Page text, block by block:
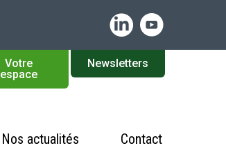
Votre
espace
Newsletters
Nos actualités Contact